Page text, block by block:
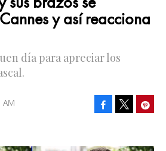
y así reacciona
día para apreciar los
Facebook